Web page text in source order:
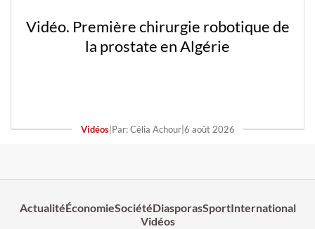
Vidéo. Première chirurgie robotique de
la prostate en Algérie
Vidéos| Par: Célia Achour| 6 août 2026
ActualitéÉconomieSociétéDiasporasSportInternational
Vidéos